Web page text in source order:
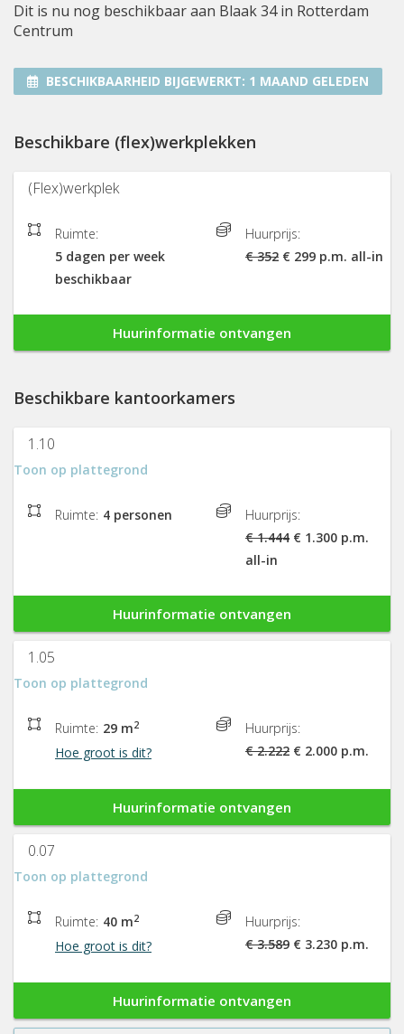
Dit is nu nog beschikbaar aan Blaak 34 in Rotterdam
Centrum
BESCHIKBAARHEID BIJGEWERKT: 1 MAAND GELEDEN
Beschikbare (flex)werkplekken
(Flex)werkplek
Ruimte:
5 dagen per week
beschikbaar
Huurprijs:
€ 352 € 299 p.m. all-in
Huurinformatie ontvangen
Beschikbare kantoorkamers
1.10
Toon op plattegrond
Ruimte: 4 personen
Huurprijs:
€ 1.444 € 1.300 p.m.
all-in
Huurinformatie ontvangen
1.05
Toon op plattegrond
Ruimte: 29 m2
Hoe groot is dit?
Huurprijs:
€ 2.222 € 2.000 p.m.
Huurinformatie ontvangen
0.07
Toon op plattegrond
Ruimte: 40 m2
Hoe groot is dit?
Huurprijs:
€ 3.589 € 3.230 p.m.
Huurinformatie ontvangen